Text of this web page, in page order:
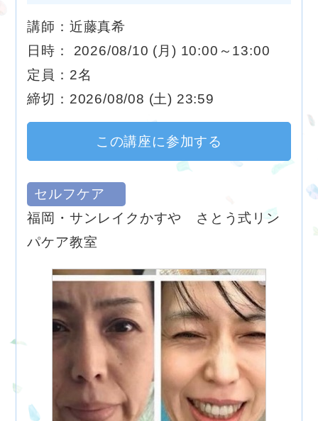
講師：近藤真希
日時： 2026/08/10 (月) 10:00～13:00
定員：2名
締切：2026/08/08 (土) 23:59
この講座に参加する
セルフケア
福岡・サンレイクかすや さとう式リン
パケア教室